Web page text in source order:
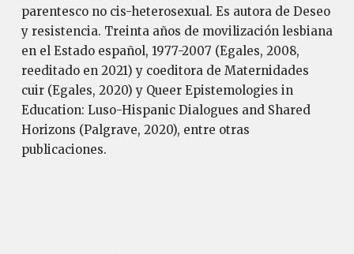
parentesco no cis-heterosexual. Es autora de Deseo
y resistencia. Treinta años de movilización lesbiana
en el Estado español, 1977-2007 (Egales, 2008,
reeditado en 2021) y coeditora de Maternidades
cuir (Egales, 2020) y Queer Epistemologies in
Education: Luso-Hispanic Dialogues and Shared
Horizons (Palgrave, 2020), entre otras
publicaciones.